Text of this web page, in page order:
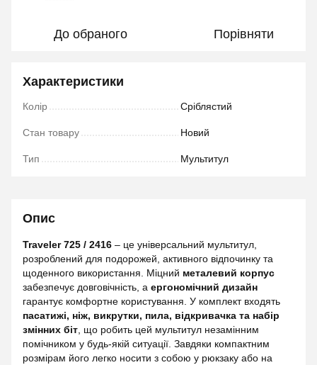
До обраного Порівняти
Характеристики
Колір Сріблястий
Стан товару Новий
Тип Мультитул
Опис
Traveler 725 / 2416 – це універсальний мультитул,
розроблений для подорожей, активного відпочинку та
щоденного використання. Міцний металевий корпус
забезпечує довговічність, а ергономічний дизайн
гарантує комфортне користування. У комплект входять
пасатижі, ніж, викрутки, пила, відкривачка та набір
змінних біт , що робить цей мультитул незамінним
помічником у будь-якій ситуації. Завдяки компактним
розмірам його легко носити з собою у рюкзаку або на